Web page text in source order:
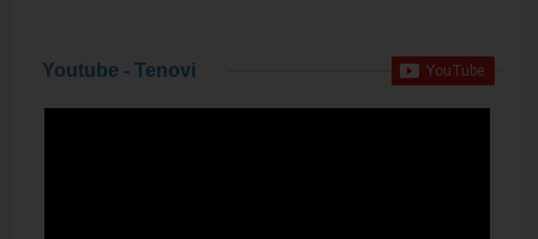
Youtube - Tenovi